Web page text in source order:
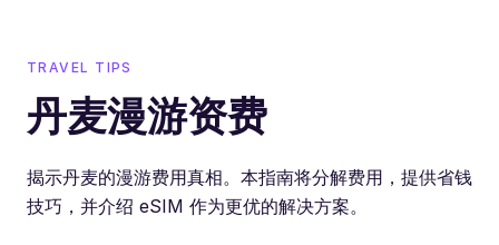
TRAVEL TIPS
丹麦漫游资费
揭示丹麦的漫游费用真相。本指南将分解费用，提供省钱
技巧，并介绍 eSIM 作为更优的解决方案。